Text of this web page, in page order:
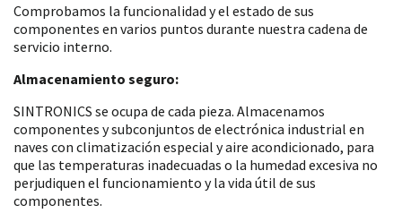
Comprobamos la funcionalidad y el estado de sus
componentes en varios puntos durante nuestra cadena de
servicio interno.
Almacenamiento seguro:
SINTRONICS se ocupa de cada pieza. Almacenamos
componentes y subconjuntos de electrónica industrial en
naves con climatización especial y aire acondicionado, para
que las temperaturas inadecuadas o la humedad excesiva no
perjudiquen el funcionamiento y la vida útil de sus
componentes.